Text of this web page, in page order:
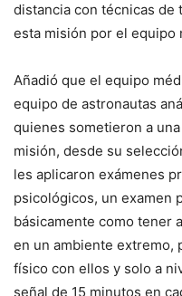
distancia con técnicas de
esta misión por el equipo
Añadió que el equipo
equipo de astronautas
quienes sometieron a
misión, desde su
les aplicaron exámenes
psicológicos, un examen
básicamente como tener
en un ambiente extremo,
físico con ellos y solo a
señal de 15 minutos en